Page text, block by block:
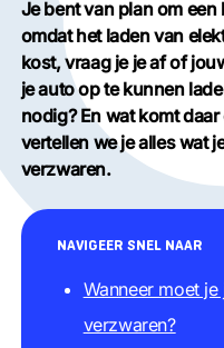
Je bent van plan om
omdat het laden van
kost, vraag je je af of
je auto op te kunnen
nodig? En wat komt
vertellen we je alles wat
verzwaren.
NAVIGEER SNEL NAAR
Wanneer moet
verzwaren?